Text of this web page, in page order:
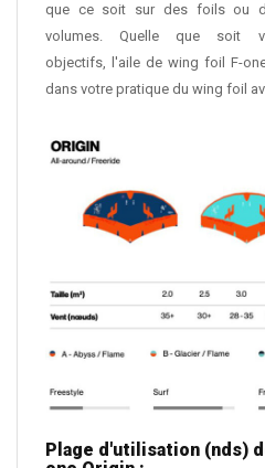
que ce soit sur des foils ou
volumes. Quelle que soit
objectifs, l'aile de wing foil F-
dans votre pratique du wing foil
Plage d'utilisation (nds)